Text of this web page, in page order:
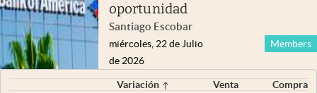
oportunidad
Santiago Escobar
Members
miércoles, 22 de Julio
de 2026
Variación Venta
Compra